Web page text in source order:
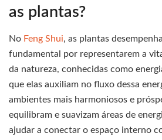
as plantas?
No Feng Shui, as plantas
fundamental por representarem a
da natureza, conhecidas como
que elas auxiliam no fluxo dessa
ambientes mais harmoniosos e
equilibram e suavizam áreas de
ajudar a conectar o espaço interno